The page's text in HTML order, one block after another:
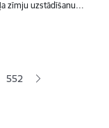
zīmju uzstādīšanu…
552